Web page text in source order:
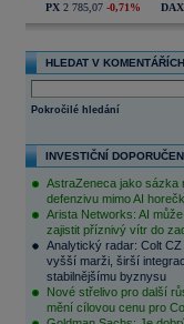
PX 2 785,07 -0,71% DAX
HLEDAT V KOMENTÁŘÍCH
Pokročilé hledání
INVESTIČNÍ
AstraZeneca jako sázka
defenzivu mimo AI
Arista Networks: AI
zajistit příznivý vítr do
Analytický radar: Colt
vyšší marži, širší
stabilnějšímu byznysu
Nové střelivo pro další
mění cílovou cenu pro